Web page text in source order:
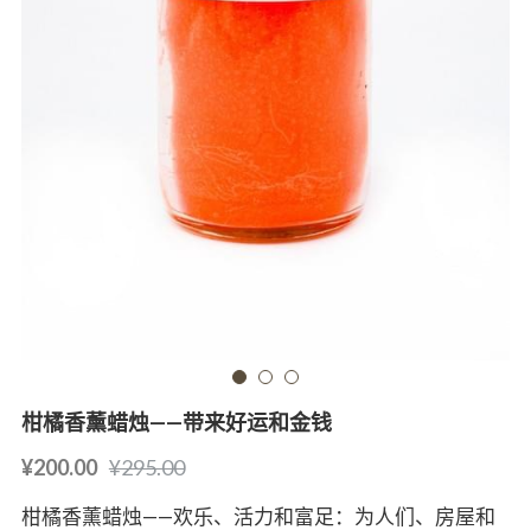
柑橘香薰蜡烛——带来好运和金钱
¥200.00 ¥295.00
柑橘香薰蜡烛——欢乐、活力和富足：为人们、房屋和